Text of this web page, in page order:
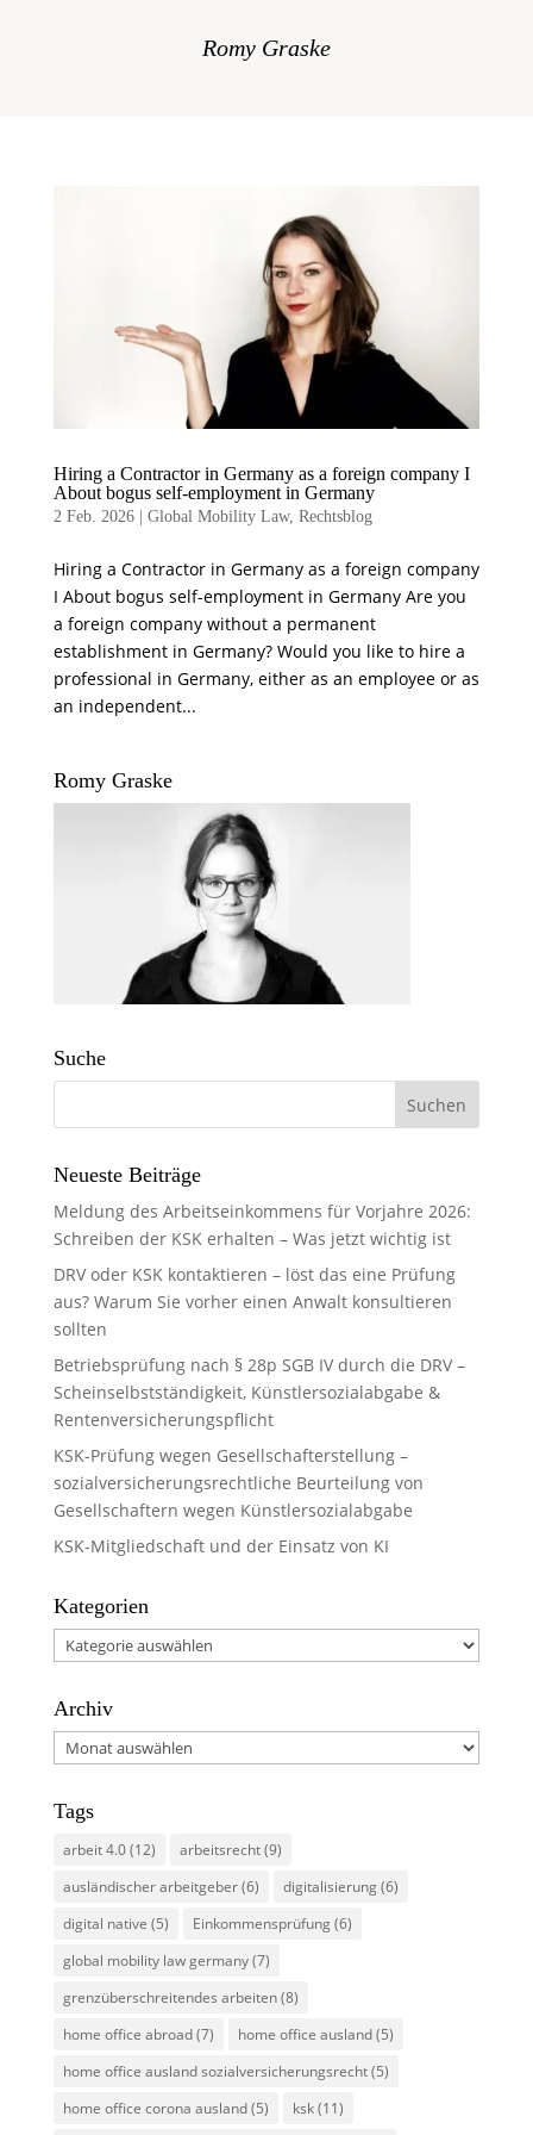
Romy Graske
Hiring a Contractor in Germany as a foreign company I
About bogus self-employment in Germany
2 Feb. 2026| Global Mobility Law, Rechtsblog
Hiring a Contractor in Germany as a foreign company
I About bogus self-employment in Germany Are you
a foreign company without a permanent
establishment in Germany? Would you like to hire a
professional in Germany, either as an employee or as
an independent...
Romy Graske
Suche
Neueste Beiträge
Meldung des Arbeitseinkommens für Vorjahre 2026:
Schreiben der KSK erhalten – Was jetzt wichtig ist
DRV oder KSK kontaktieren – löst das eine Prüfung
aus? Warum Sie vorher einen Anwalt konsultieren
sollten
Betriebsprüfung nach § 28p SGB IV durch die DRV –
Scheinselbstständigkeit, Künstlersozialabgabe &
Rentenversicherungspflicht
KSK-Prüfung wegen Gesellschafterstellung –
sozialversicherungsrechtliche Beurteilung von
Gesellschaftern wegen Künstlersozialabgabe
KSK-Mitgliedschaft und der Einsatz von KI
Kategorien
Kategorien
Archiv
Archiv
Tags
arbeit 4.0(12) arbeitsrecht(9)
ausländischer arbeitgeber(6) digitalisierung(6)
digital native (5) Einkommensprüfung(6)
global mobility law germany(7)
grenzüberschreitendes arbeiten(8)
home office abroad(7) home office ausland(5)
home office ausland sozialversicherungsrecht(5)
home office corona ausland(5) ksk(11)